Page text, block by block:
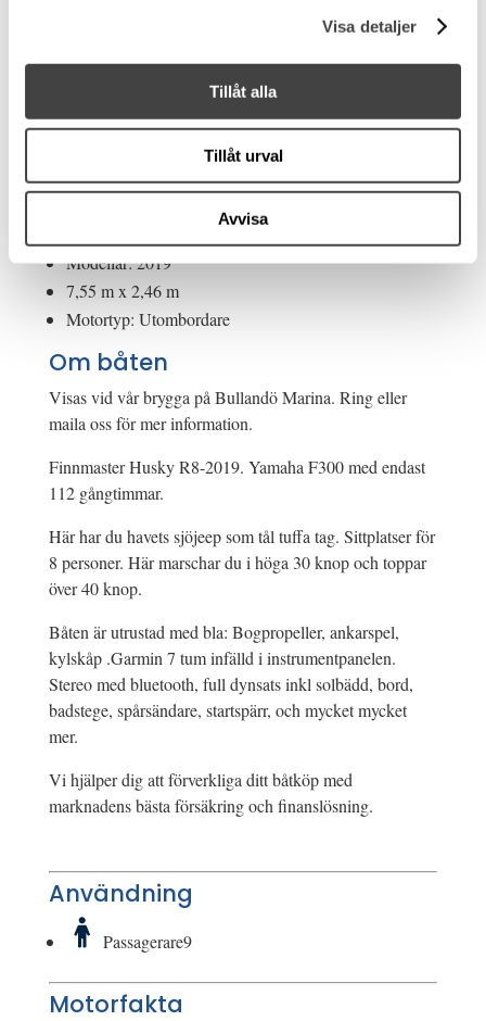
Visa detaljer
Tillåt alla
Tillåt urval
Avvisa
2019. Yamaha F300.
Ankarspel, bogpropp
Stockholm
Yamaha F300, 2019
Modellår: 2019
7,55 m x 2,46 m
Motortyp: Utombordare
Om båten
Visas vid vår brygga på Bullandö Marina. Ring eller
maila oss för mer information.
Finnmaster Husky R8-2019. Yamaha F300 med endast
112 gångtimmar.
Här har du havets sjöjeep som tål tuffa tag. Sittplatser för
8 personer. Här marschar du i höga 30 knop och toppar
över 40 knop.
Båten är utrustad med bla: Bogpropeller, ankarspel,
kylskåp .Garmin 7 tum infälld i instrumentpanelen.
Stereo med bluetooth, full dynsats inkl solbädd, bord,
badstege, spårsändare, startspärr, och mycket mycket
mer.
Vi hjälper dig att förverkliga ditt båtköp med
marknadens bästa försäkring och finanslösning.
Användning
Passagerare9
Motorfakta